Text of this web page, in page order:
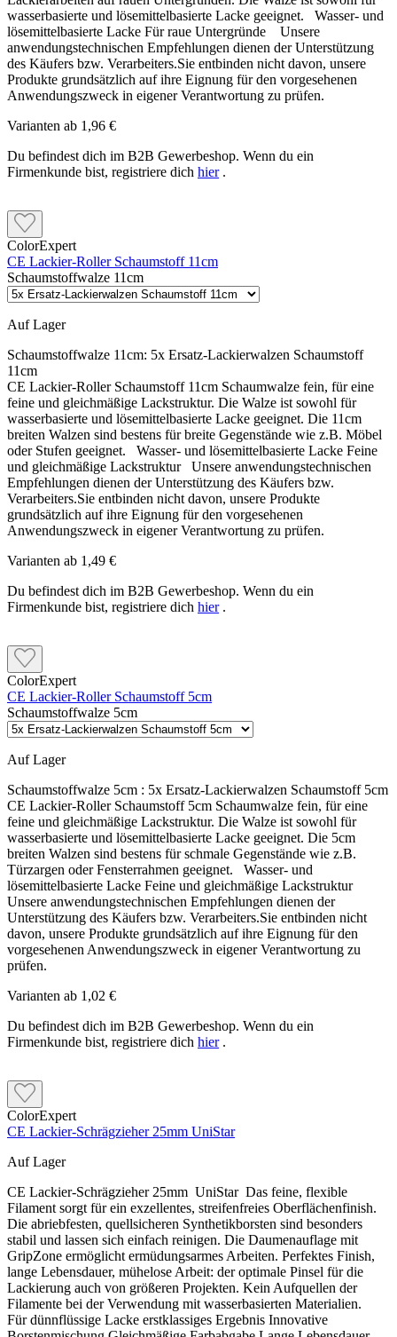
wasserbasierte und lösemittelbasierte Lacke geeignet. Wasser- und
lösemittelbasierte Lacke Für raue Untergründe Unsere
anwendungstechnischen Empfehlungen dienen der Unterstützung
des Käufers bzw. Verarbeiters.Sie entbinden nicht davon, unsere
Produkte grundsätzlich auf ihre Eignung für den vorgesehenen
Anwendungszweck in eigener Verantwortung zu prüfen.
Varianten ab 1,96 €
Du befindest dich im B2B Gewerbeshop. Wenn du ein
Firmenkunde bist, registriere dich hier.
ColorExpert
CE Lackier-Roller Schaumstoff 11cm
Schaumstoffwalze 11cm
Auf Lager
Schaumstoffwalze 11cm: 5x Ersatz-Lackierwalzen Schaumstoff
11cm
CE Lackier-Roller Schaumstoff 11cm Schaumwalze fein, für eine
feine und gleichmäßige Lackstruktur. Die Walze ist sowohl für
wasserbasierte und lösemittelbasierte Lacke geeignet. Die 11cm
breiten Walzen sind bestens für breite Gegenstände wie z.B. Möbel
oder Stufen geeignet. Wasser- und lösemittelbasierte Lacke Feine
und gleichmäßige Lackstruktur Unsere anwendungstechnischen
Empfehlungen dienen der Unterstützung des Käufers bzw.
Verarbeiters.Sie entbinden nicht davon, unsere Produkte
grundsätzlich auf ihre Eignung für den vorgesehenen
Anwendungszweck in eigener Verantwortung zu prüfen.
Varianten ab 1,49 €
Du befindest dich im B2B Gewerbeshop. Wenn du ein
Firmenkunde bist, registriere dich hier.
ColorExpert
CE Lackier-Roller Schaumstoff 5cm
Schaumstoffwalze 5cm
Auf Lager
Schaumstoffwalze 5cm : 5x Ersatz-Lackierwalzen Schaumstoff 5cm
CE Lackier-Roller Schaumstoff 5cm Schaumwalze fein, für eine
feine und gleichmäßige Lackstruktur. Die Walze ist sowohl für
wasserbasierte und lösemittelbasierte Lacke geeignet. Die 5cm
breiten Walzen sind bestens für schmale Gegenstände wie z.B.
Türzargen oder Fensterrahmen geeignet. Wasser- und
lösemittelbasierte Lacke Feine und gleichmäßige Lackstruktur
Unsere anwendungstechnischen Empfehlungen dienen der
Unterstützung des Käufers bzw. Verarbeiters.Sie entbinden nicht
davon, unsere Produkte grundsätzlich auf ihre Eignung für den
vorgesehenen Anwendungszweck in eigener Verantwortung zu
prüfen.
Varianten ab 1,02 €
Du befindest dich im B2B Gewerbeshop. Wenn du ein
Firmenkunde bist, registriere dich hier.
ColorExpert
CE Lackier-Schrägzieher 25mm UniStar
Auf Lager
CE Lackier-Schrägzieher 25mm UniStar Das feine, flexible
Filament sorgt für ein exzellentes, streifenfreies Oberflächenfinish.
Die abriebfesten, quellsicheren Synthetikborsten sind besonders
stabil und lassen sich einfach reinigen. Die Daumenauflage mit
GripZone ermöglicht ermüdungsarmes Arbeiten. Perfektes Finish,
lange Lebensdauer, mühelose Arbeit: der optimale Pinsel für die
Lackierung auch von größeren Projekten. Kein Aufquellen der
Filamente bei der Verwendung mit wasserbasierten Materialien.
Für dünnflüssige Lacke erstklassiges Ergebnis Innovative